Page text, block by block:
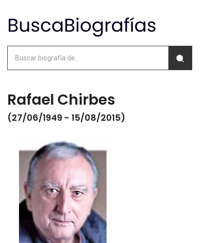
Rafael Chirbes
(27/06/1949 - 15/08/2015)